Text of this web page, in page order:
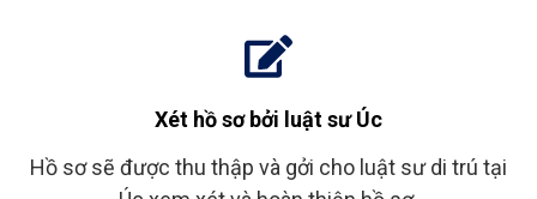
Xét hồ sơ bởi luật sư Úc
Hồ sơ sẽ được thu thập và gởi cho luật sư di trú tại